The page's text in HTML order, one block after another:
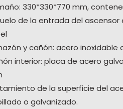
330*330*770 mm,
de la entrada del ascensor
y cañón: acero inoxidable
interior: placa de acero
de la superficie del
o galvanizado.